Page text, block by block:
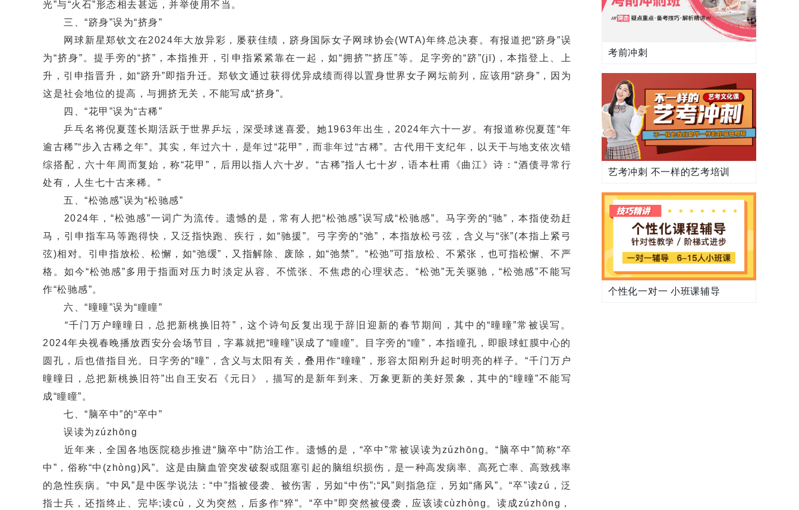
光”与“火石”形态相去甚远，并举使用不当。
三、“跻身”误为“挤身”
网球新星郑钦文在2024年大放异彩，屡获佳绩，跻身国际女子网球协会(WTA)年终总决赛。有报道把“跻身”误
为“挤身”。提手旁的“挤”，本指推开，引申指紧紧靠在一起，如“拥挤”“挤压”等。足字旁的“跻”(jī)，本指登上、上
升，引申指晋升，如“跻升”即指升迁。郑钦文通过获得优异成绩而得以置身世界女子网坛前列，应该用“跻身”，因为
这是社会地位的提高，与拥挤无关，不能写成“挤身”。
四、“花甲”误为“古稀”
乒乓名将倪夏莲长期活跃于世界乒坛，深受球迷喜爱。她1963年出生，2024年六十一岁。有报道称倪夏莲“年
逾古稀”“步入古稀之年”。其实，年过六十，是年过“花甲”，而非年过“古稀”。古代用干支纪年，以天干与地支依次错
综搭配，六十年周而复始，称“花甲”，后用以指人六十岁。“古稀”指人七十岁，语本杜甫《曲江》诗：“酒债寻常行
处有，人生七十古来稀。”
五、“松弛感”误为“松驰感”
2024年，“松弛感”一词广为流传。遗憾的是，常有人把“松弛感”误写成“松驰感”。马字旁的“驰”，本指使劲赶
马，引申指车马等跑得快，又泛指快跑、疾行，如“驰援”。弓字旁的“弛”，本指放松弓弦，含义与“张”(本指上紧弓
弦)相对。引申指放松、松懈，如“弛缓”，又指解除、废除，如“弛禁”。“松弛”可指放松、不紧张，也可指松懈、不严
格。如今“松弛感”多用于指面对压力时淡定从容、不慌张、不焦虑的心理状态。“松弛”无关驱驰，“松弛感”不能写
作“松驰感”。
六、“曈曈”误为“瞳瞳”
“千门万户曈曈日，总把新桃换旧符”，这个诗句反复出现于辞旧迎新的春节期间，其中的“曈曈”常被误写。
2024年央视春晚播放西安分会场节目，字幕就把“曈曈”误成了“瞳瞳”。目字旁的“瞳”，本指瞳孔，即眼球虹膜中心的
圆孔，后也借指目光。日字旁的“曈”，含义与太阳有关，叠用作“曈曈”，形容太阳刚升起时明亮的样子。“千门万户
曈曈日，总把新桃换旧符”出自王安石《元日》，描写的是新年到来、万象更新的美好景象，其中的“曈曈”不能写
成“瞳瞳”。
七、“脑卒中”的“卒中”
误读为zúzhōnɡ
近年来，全国各地医院稳步推进“脑卒中”防治工作。遗憾的是，“卒中”常被误读为zúzhōnɡ。“脑卒中”简称“卒
中”，俗称“中(zhònɡ)风”。这是由脑血管突发破裂或阻塞引起的脑组织损伤，是一种高发病率、高死亡率、高致残率
的急性疾病。“中风”是中医学说法：“中”指被侵袭、被伤害，另如“中伤”;“风”则指急症，另如“痛风”。“卒”读zú，泛
指士兵，还指终止、完毕;读cù，义为突然，后多作“猝”。“卒中”即突然被侵袭，应该读cùzhònɡ。读成zúzhōnɡ，
考前冲刺
艺考冲刺 不一样的艺考培训
个性化一对一 小班课辅导